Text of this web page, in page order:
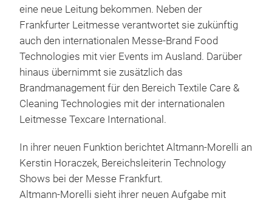
eine neue Leitung bekommen. Neben der
Frankfurter Leitmesse verantwortet sie zukünftig
auch den internationalen Messe-Brand Food
Technologies mit vier Events im Ausland. Darüber
hinaus übernimmt sie zusätzlich das
Brandmanagement für den Bereich Textile Care &
Cleaning Technologies mit der internationalen
Leitmesse Texcare International.
In ihrer neuen Funktion berichtet Altmann-Morelli an
Kerstin Horaczek, Bereichsleiterin Technology
Shows bei der Messe Frankfurt.
Altmann-Morelli sieht ihrer neuen Aufgabe mit